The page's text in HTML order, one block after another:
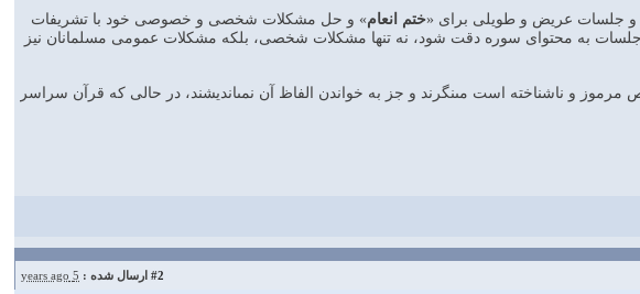
و جلسات عريض و طويلى براى «ختم انعام» و حل مشكلات شخصى و خصوصى خود با تشريفات
جلسات به محتواى سوره دقت شود، نه تنها مشكلات شخصى، بلكه مشكلات عمومى مسلمانان نيز
و ناشناخته است مى‏نگرند و جز به خواندن الفاظ آن نمى‏انديشند، در حالى كه قرآن سراسر
#2 ارسال شده : 5 years ago